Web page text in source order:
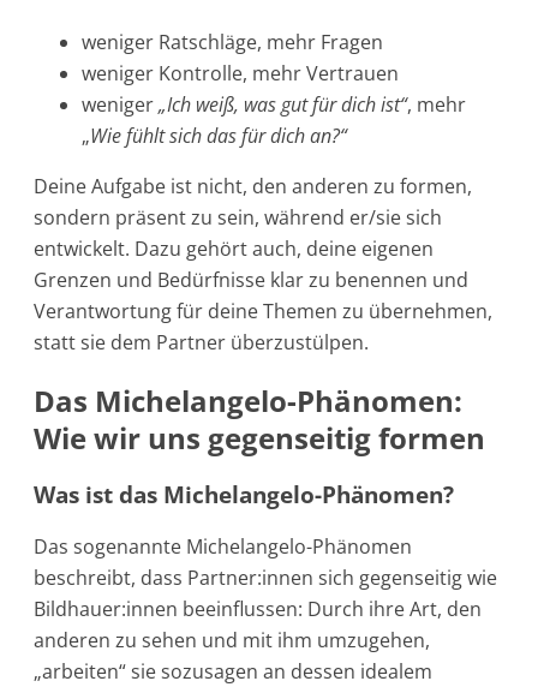
weniger Ratschläge, mehr Fragen
weniger Kontrolle, mehr Vertrauen
weniger„Ich weiß, was gut für dich ist“, mehr
„Wie fühlt sich das für dich an?“
Deine Aufgabe ist nicht, den anderen zu formen,
sondern präsent zu sein, während er/sie sich
entwickelt. Dazu gehört auch, deine eigenen
Grenzen und Bedürfnisse klar zu benennen und
Verantwortung für deine Themen zu übernehmen,
statt sie dem Partner überzustülpen.
Das Michelangelo-Phänomen:
Wie wir uns gegenseitig formen
Was ist das Michelangelo-Phänomen?
Das sogenannte Michelangelo-Phänomen
beschreibt, dass Partner:innen sich gegenseitig wie
Bildhauer:innen beeinflussen: Durch ihre Art, den
anderen zu sehen und mit ihm umzugehen,
„arbeiten“ sie sozusagen an dessen idealem